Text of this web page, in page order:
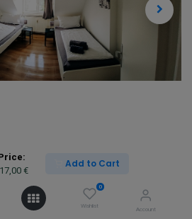
€
Add to Cart
0
Wishlist
Account